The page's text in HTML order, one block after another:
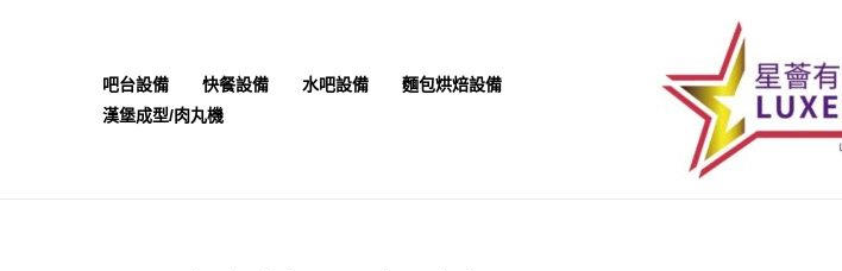
吧台設備 快餐設備 水吧設備
麵包烘焙設備
漢堡成型/肉丸機